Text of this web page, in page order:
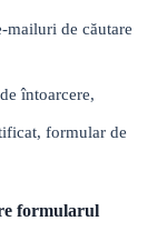
mailuri de căutare
întoarcere,
formular de
formularul